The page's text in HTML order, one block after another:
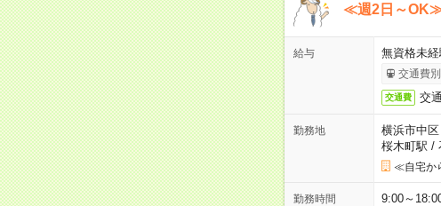
≪週2日～OK≫
給与 無資格未
交通費
交通費 交
勤務地
横浜市中区
桜木町駅 /
≪自宅か
勤務時間
9:00～